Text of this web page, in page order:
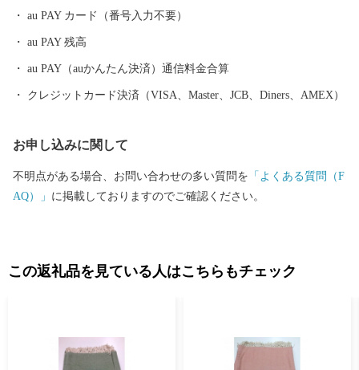
北部は大阪湾に面し、はるかに六甲山、淡路島を望むことができ
au PAY カード（番号入力不要）
au PAY 残高
au PAY（auかんたん決済）通信料金合算
クレジットカード決済（VISA、Master、JCB、Diners、AMEX）
お申し込みに関して
不明点がある場合、お問い合わせの多い質問を 「よくある質問（F
AQ）」 に掲載しておりますのでご確認ください。
この返礼品を見ている人はこちらもチェック